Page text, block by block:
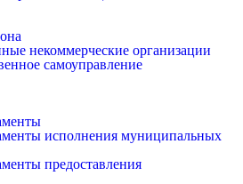
некоммерческие организации
самоуправление
исполнения муниципальных
предоставления